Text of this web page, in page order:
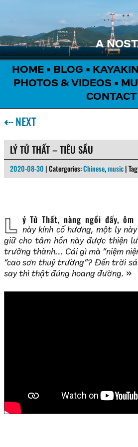
A
HOME• BLOG •
PHOTOS & VIDEOS •
CONTACT
⇠NEXT
LÝ TỬ THẤT – TIÊU SẦU
2020-08-30 | Catergories:Chinese,music|
Lý Tử Thất, nàng ngồi đấy,
này kính cố hương, một ly
giữ cho tâm hồn này được thiện
trưởng thành… Cái gì mà “niệm
“cao sơn thuỷ trường”? Đến trời
say thì thật đúng hoang đường.